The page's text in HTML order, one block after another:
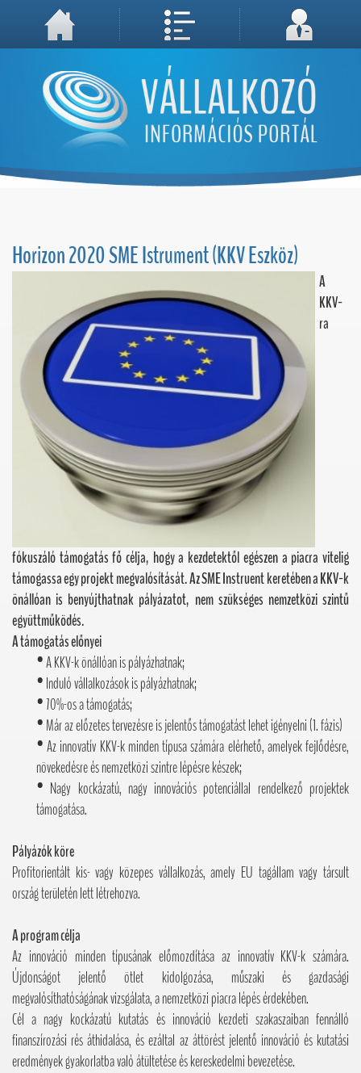
A weboldal használatával Ön elfogadja, hogy Cookie-kat (sütiket) tároljunk számítógépén. A sütik a weboldal megfelelő működéséhez
Megértettem, folytatás...
Horizon 2020 SME Istrument (KKV Eszköz)
A
KKV-
ra
fókuszáló támogatás fő célja, hogy a kezdetektől egészen a piacra vitelig
támogassa egy projekt megvalósítását. Az SME Instruent keretében a KKV-k
önállóan is benyújthatnak pályázatot, nem szükséges nemzetközi szintű
együttműködés.
A támogatás előnyei
• A KKV-k önállóan is pályázhatnak;
• Induló vállalkozások is pályázhatnak;
• 70%-os a támogatás;
• Már az előzetes tervezésre is jelentős támogatást lehet igényelni (1. fázis)
• Az innovatív KKV-k minden típusa számára elérhető, amelyek fejlődésre,
növekedésre és nemzetközi szintre lépésre készek;
• Nagy kockázatú, nagy innovációs potenciállal rendelkező projektek
támogatása.
Pályázók köre
Profitorientált kis- vagy közepes vállalkozás, amely EU tagállam vagy társult
ország területén lett létrehozva.
A program célja
Az innováció minden típusának előmozdítása az innovatív KKV-k számára.
Újdonságot jelentő ötlet kidolgozása, műszaki és gazdasági
megvalósíthatóságának vizsgálata, a nemzetközi piacra lépés érdekében.
Cél a nagy kockázatú kutatás és innováció kezdeti szakaszaiban fennálló
finanszírozási rés áthidalása, és ezáltal az áttörést jelentő innováció és kutatási
eredmények gyakorlatba való átültetése és kereskedelmi bevezetése.